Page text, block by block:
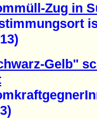
Zug in
Gelb"